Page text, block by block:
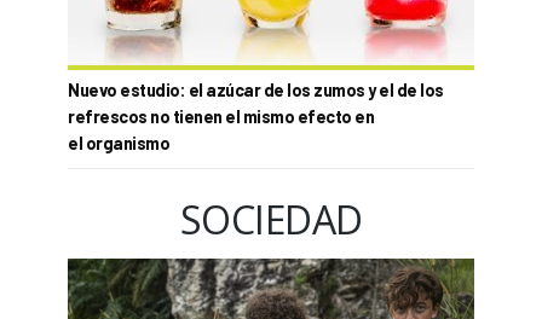
Nuevo estudio: el azúcar de los zumos y el de los
refrescos no tienen el mismo efecto en
el organismo
SOCIEDAD